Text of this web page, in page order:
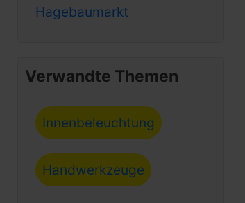
Hagebaumarkt
Verwandte Themen
Innenbeleuchtung
Handwerkzeuge